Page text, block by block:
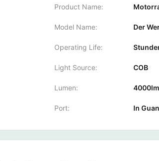
Product Name:
Model Name: Der
Operating Life:
Light Source: COB
Lumen: 4000lm
Port: In